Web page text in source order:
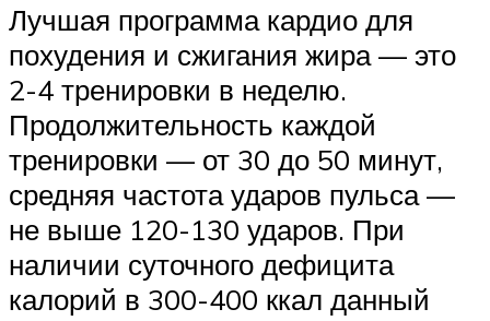
Лучшая программа кардио для
похудения и сжигания жира — это
2-4 тренировки в неделю.
Продолжительность каждой
тренировки — от 30 до 50 минут,
средняя частота ударов пульса —
не выше 120-130 ударов. При
наличии суточного дефицита
калорий в 300-400 ккал данный